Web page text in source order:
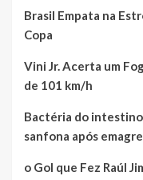
Brasil Empata na
Copa
Vini Jr. Acerta um
de 101 km/h
Bactéria do
sanfona após
o Gol que Fez Raúl